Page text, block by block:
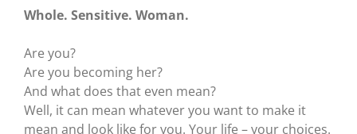
Whole. Sensitive. Woman.
Are you?
Are you becoming her?
And what does that even mean?
Well, it can mean whatever you want to make it
mean and look like for you. Your life – your choices.